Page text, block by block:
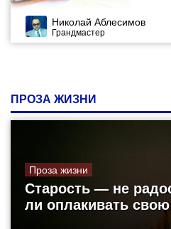
Николай Аблесимов
Грандмастер
ПРОЗА ЖИЗНИ
Проза жизни
Старость — не
ли оплакивать